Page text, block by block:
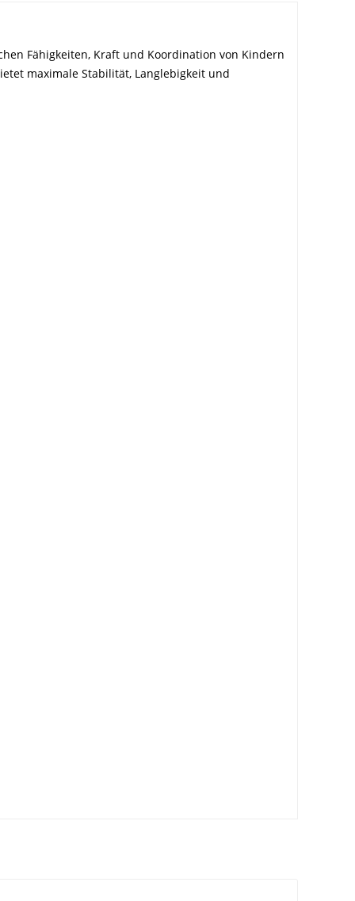
Fähigkeiten, Kraft und Koordination von Kindern
maximale Stabilität, Langlebigkeit und